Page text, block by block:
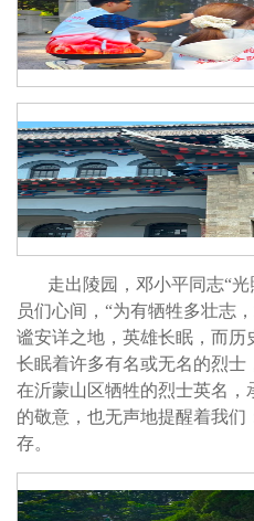
走出陵园，邓小平同志“
员们心间，“为有牺牲多壮志
谧安详之地，英雄长眠，而历
长眠着许多有名或无名的烈士
在沂蒙山区牺牲的烈士英名
的敬意，也无声地提醒着我
存。